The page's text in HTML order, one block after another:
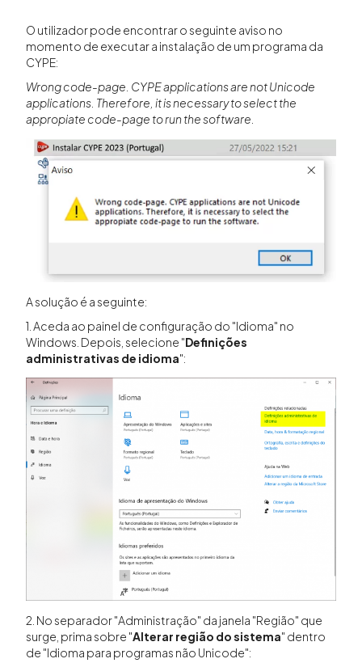
O utilizador pode encontrar o seguinte aviso no
momento de executar a instalação de um programa da
CYPE:
Wrong code-page. CYPE applications are not Unicode
applications. Therefore, it is necessary to select the
appropiate code-page to run the software.
A solução é a seguinte:
1. Aceda ao painel de configuração do "Idioma" no
Windows. Depois, selecione "Definições
administrativas de idioma":
2. No separador "Administração" da janela "Região" que
surge, prima sobre "Alterar região do sistema" dentro
de "Idioma para programas não Unicode":